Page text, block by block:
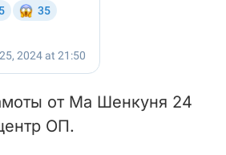
от Ма Шенкуня 24
ОП.